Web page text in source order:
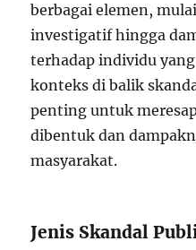
berbagai elemen,
investigatif hingga
terhadap individu
konteks di balik
penting untuk
dibentuk dan
masyarakat.
Jenis Skandal